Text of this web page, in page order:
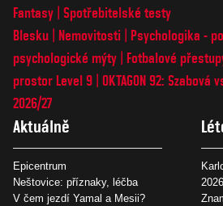
Fantasy Spotřebitelské testy
Blesku
Nemovitosti
Psychologika -
psychologické mýty
Fotbalové
prostor Level 9 OKTAGON 92: Szabová
2026/27
Aktuálně
Epicentrum
Neštovice: příznaky, léčba
V čem jezdí Yamal a Mesii?
2026